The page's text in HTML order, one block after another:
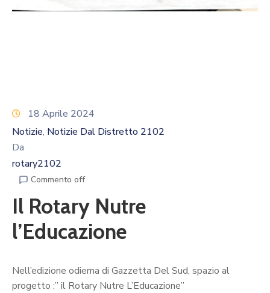
18 Aprile 2024
Notizie‚ Notizie Dal Distretto 2102
Da
rotary2102
Commento off
Il Rotary Nutre
l’Educazione
Nell’edizione odierna di Gazzetta Del Sud, spazio al
progetto :” il Rotary Nutre L’Educazione”